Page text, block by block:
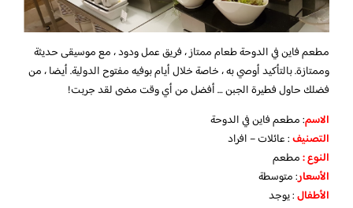
مطعم فاين في الدوحة طعام ممتاز ، فريق عمل ودود ، مع موسيقى حديثة
وممتازة. بالتأكيد أوصي به ، خاصة خلال أيام بوفيه مفتوح الدولية. أيضا ، من
فضلك حاول فطيرة الجبن … أفضل من أي وقت مضى لقد جربت!
الاسم: مطعم فاين في الدوحة
التصنيف: عائلات – افراد
النوع :مطعم
الأسعار:متوسطة
الأطفال:يوجد